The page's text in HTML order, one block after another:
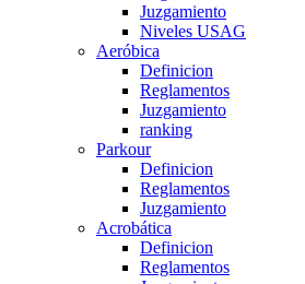
Juzgamiento
Niveles USAG
Aeróbica
Definicion
Reglamentos
Juzgamiento
ranking
Parkour
Definicion
Reglamentos
Juzgamiento
Acrobática
Definicion
Reglamentos